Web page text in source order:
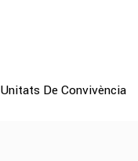
Unitats De Convivència